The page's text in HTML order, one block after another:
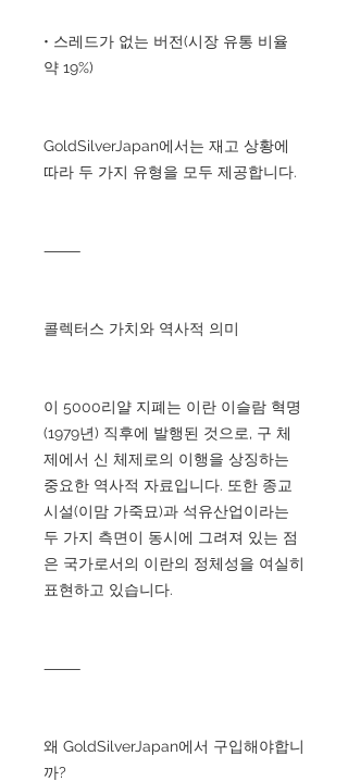
• 스레드가 없는 버전(시장 유통 비율
약 19%)
GoldSilverJapan에서는 재고 상황에
따라 두 가지 유형을 모두 제공합니다.
⸻
콜렉터스 가치와 역사적 의미
이 5000리얄 지폐는 이란 이슬람 혁명
(1979년) 직후에 발행된 것으로, 구 체
제에서 신 체제로의 이행을 상징하는
중요한 역사적 자료입니다. 또한 종교
시설(이맘 가죽묘)과 석유산업이라는
두 가지 측면이 동시에 그려져 있는 점
은 국가로서의 이란의 정체성을 여실히
표현하고 있습니다.
⸻
왜 GoldSilverJapan에서 구입해야합니
까?